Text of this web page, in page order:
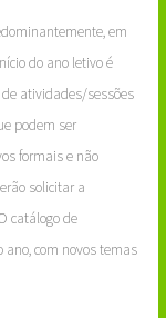
em
do ano letivo é
atividades/sessões
podem ser
formais e não
solicitar a
catálogo de
com novos temas